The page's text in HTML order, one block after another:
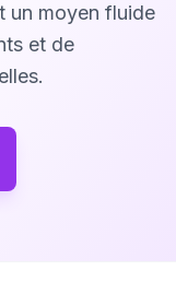
un moyen fluide
et de